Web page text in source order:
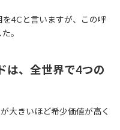
4Cと言いますが、この呼
。
は、全世界で4つの
大きいほど希少価値が高く